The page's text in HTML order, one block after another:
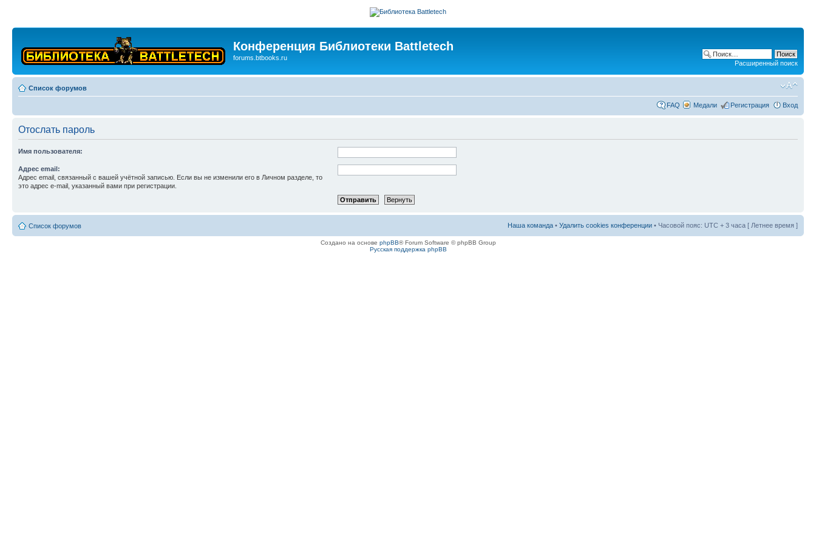
Конференция Библиотеки Battletech
forums.btbooks.ru
Расширенный поиск
Список форумов
FAQ Медали Регистрация Вход
Отослать пароль
Имя пользователя:
Адрес email:
Адрес email, связанный с вашей учётной записью. Если вы не изменили его в Личном разделе, то
это адрес e-mail, указанный вами при регистрации.
Список форумов Наша команда • Удалить cookies конференции • Часовой пояс: UTC + 3 часа [ Летнее время ]
Создано на основе phpBB® Forum Software © phpBB Group
Русская поддержка phpBB